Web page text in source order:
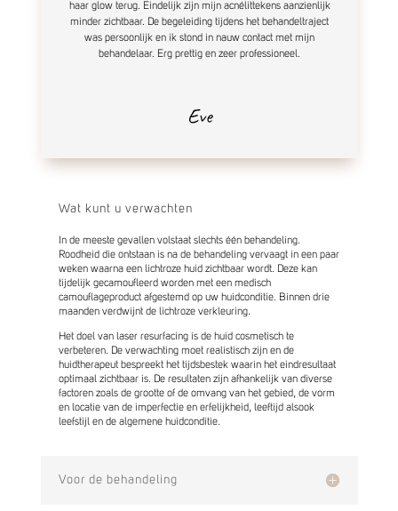
haar glow terug. Eindelijk zijn mijn acnélittekens aanzienlijk
minder zichtbaar. De begeleiding tijdens het behandeltraject
was persoonlijk en ik stond in nauw contact met mijn
behandelaar. Erg prettig en zeer professioneel.
Eve
Wat kunt u verwachten
In de meeste gevallen volstaat slechts één behandeling.
Roodheid die ontstaan is na de behandeling vervaagt in een paar
weken waarna een lichtroze huid zichtbaar wordt. Deze kan
tijdelijk gecamoufleerd worden met een medisch
camouflageproduct afgestemd op uw huidconditie. Binnen drie
maanden verdwijnt de lichtroze verkleuring.
Het doel van laser resurfacing is de huid cosmetisch te
verbeteren. De verwachting moet realistisch zijn en de
huidtherapeut bespreekt het tijdsbestek waarin het eindresultaat
optimaal zichtbaar is. De resultaten zijn afhankelijk van diverse
factoren zoals de grootte of de omvang van het gebied, de vorm
en locatie van de imperfectie en erfelijkheid, leeftijd alsook
leefstijl en de algemene huidconditie.
Voor de behandeling